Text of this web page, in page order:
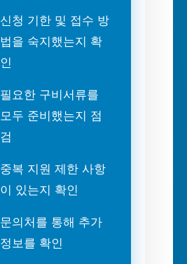
신청 기한 및 접수 방
법을 숙지했는지 확
인
필요한 구비서류를
모두 준비했는지 점
검
중복 지원 제한 사항
이 있는지 확인
문의처를 통해 추가
정보를 확인